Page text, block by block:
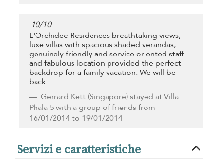
10/10
L'Orchidee Residences breathtaking views,
luxe villas with spacious shaded verandas,
genuinely friendly and service oriented staff
and fabulous location provided the perfect
backdrop for a family vacation. We will be
back.
Gerrard Kett (Singapore) stayed at Villa
Phala 5 with a group of friends from
16/01/2014 to 19/01/2014
Servizi e caratteristiche